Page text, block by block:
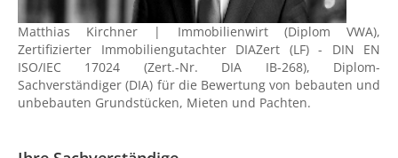
Matthias Kirchner | Immobilienwirt (Diplom VWA),
Zertifizierter Immobiliengutachter DIAZert (LF) - DIN EN
ISO/IEC 17024 (Zert.-Nr. DIA IB-268), Diplom-
Sachverständiger (DIA) für die Bewertung von bebauten und
unbebauten Grundstücken, Mieten und Pachten.